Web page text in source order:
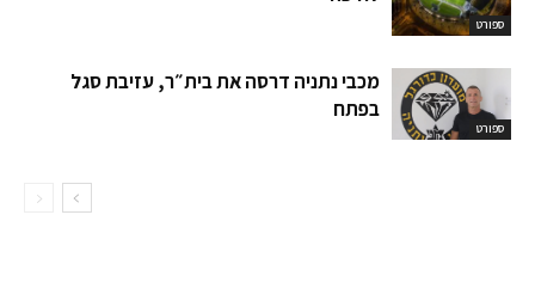
ספורט
ספורט
מכבי נתניה דרסה את בית״ר, עזיבת סגל
בפתח